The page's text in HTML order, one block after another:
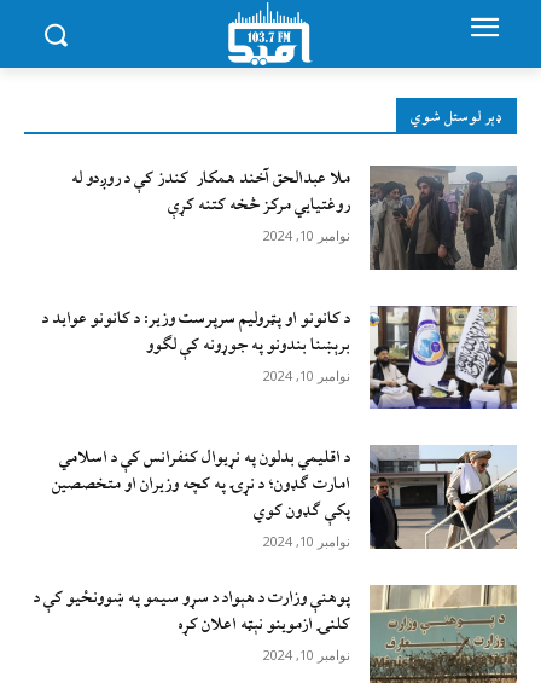
ډېر لوستل شوي
ملا عبدالحق آخند همکار کندز کې د روږدو له
روغتیایي مرکز څخه کتنه کړې
نوامبر 10, 2024
د کانونو او پټرولیم سرپرست وزیر: د کانونو عواید د
برېښنا بندونو په جوړونه کې لګوو
نوامبر 10, 2024
د اقليمي بدلون په نړيوال کنفرانس کې د اسلامي
امارت ګډون؛ د نړۍ په کچه وزيران او متخصصين
پکې ګډون کوي
نوامبر 10, 2024
پوهنې وزارت د هېواد د سړو سيمو په ښوونځيو کې د
کلنۍ ازموينو نېټه اعلان کړه
نوامبر 10, 2024